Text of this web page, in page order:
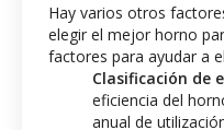
Hay varios otros
elegir el mejor horno
factores para ayudar a
Clasificación de
eficiencia del
anual de